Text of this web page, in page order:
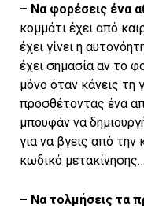
– Να φορέσεις ένα
κομμάτι έχει από
έχει γίνει η
έχει σημασία αν το
μόνο όταν κάνεις τη
προσθέτοντας ένα
μπουφάν να
για να βγεις από την
κωδικό
– Να τολμήσεις τα